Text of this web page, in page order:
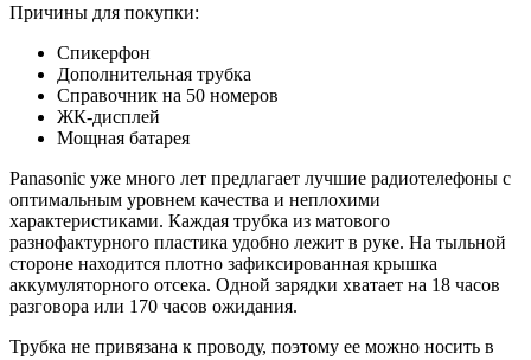
Причины для покупки:
Спикерфон
Дополнительная трубка
Справочник на 50 номеров
ЖК-дисплей
Мощная батарея
Panasonic уже много лет предлагает лучшие радиотелефоны с
оптимальным уровнем качества и неплохими
характеристиками. Каждая трубка из матового
разнофактурного пластика удобно лежит в руке. На тыльной
стороне находится плотно зафиксированная крышка
аккумуляторного отсека. Одной зарядки хватает на 18 часов
разговора или 170 часов ожидания.
Трубка не привязана к проводу, поэтому ее можно носить в